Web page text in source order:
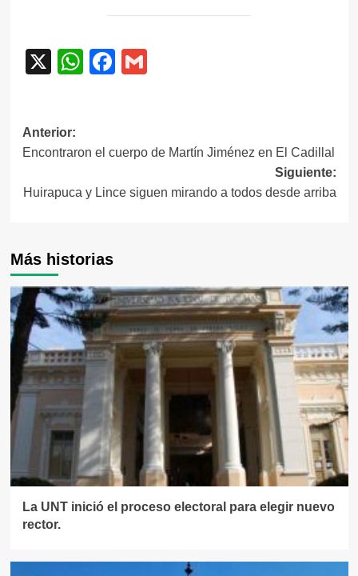
X WhatsApp
Facebook
Gmail
Navegación
de
entradas
Anterior:
Encontraron el cuerpo de Martín Jiménez en El Cadillal
Siguiente:
Huirapuca y Lince siguen mirando a todos desde arriba
Más historias
La UNT inició el proceso electoral para elegir nuevo
rector.